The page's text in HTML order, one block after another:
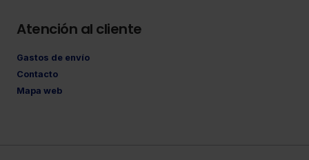
Atención al cliente
Gastos de envío
Contacto
Mapa web